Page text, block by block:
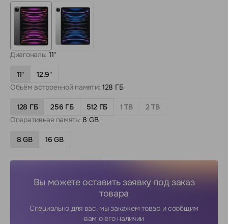
Диагональ: 11"
11"
12.9"
Объём встроенной памяти: 128 ГБ
128 ГБ 256 ГБ 512 ГБ 1 TB
2 TB
Оперативная память: 8 GB
8 GB 16 GB
Вы можете оставить заявку под заказ
товара
Специально для вас, мы закажем товар и сообщим
вам о его наличии